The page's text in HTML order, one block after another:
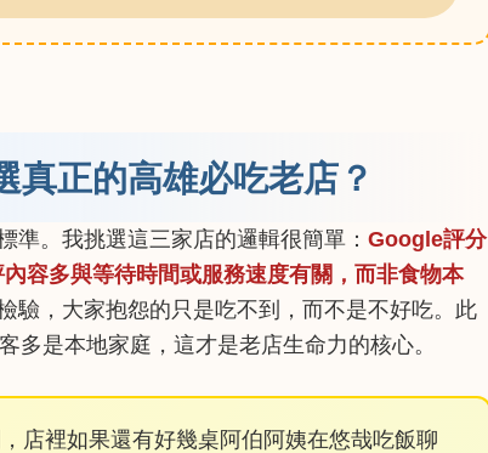
真正的高雄必吃老店？
準。我挑選這三家店的邏輯很簡單： Google評分
容多與等待時間或服務速度有關，而非食物本
驗，大家抱怨的只是吃不到，而不是不好吃。此
多是本地家庭，這才是老店生命力的核心。
店裡如果還有好幾桌阿伯阿姨在悠哉吃飯聊